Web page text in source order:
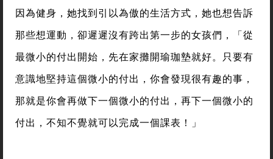
因為健身，她找到引以為傲的生活方式，她也想告訴
那些想運動，卻遲遲沒有跨出第一步的女孩們，「從
最微小的付出開始，先在家攤開瑜珈墊就好。只要有
意識地堅持這個微小的付出，你會發現很有趣的事，
那就是你會再做下一個微小的付出，再下一個微小的
付出，不知不覺就可以完成一個課表！」